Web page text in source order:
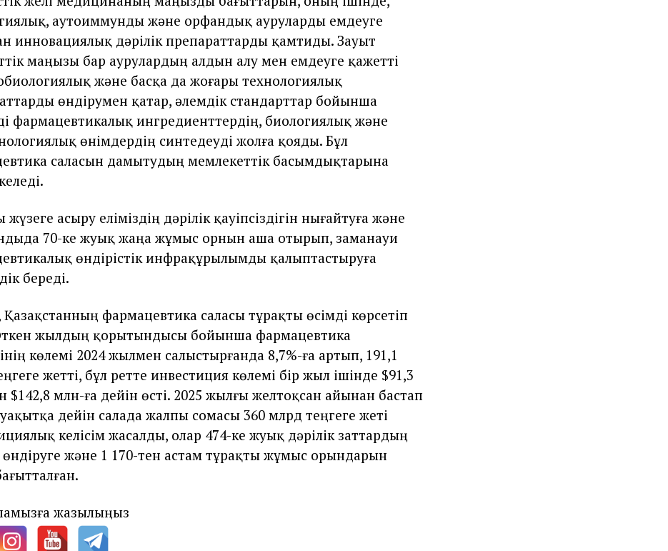
аутоиммунды және орфандық ауруларды емдеуге
инновациялық дәрілік препараттарды қамтиды. Зауыт
маңызы бар аурулардың алдын алу мен емдеуге қажетті
және басқа да жоғары технологиялық
өндірумен қатар, әлемдік стандарттар бойынша
фармацевтикалық ингредиенттердің, биологиялық және
өнімдердің синтедеуді жолға қояды. Бұл
саласын дамытудың мемлекеттік басымдықтарына
асыру еліміздің дәрілік қауіпсіздігін нығайтуға және
70-ке жуық жаңа жұмыс орнын аша отырып, заманауи
өндірістік инфрақұрылымды қалыптастыруға
береді.
фармацевтика саласы тұрақты өсімді көрсетіп
жылдың қорытындысы бойынша фармацевтика
көлемі 2024 жылмен салыстырғанда 8,7%-ға артып, 191,1
жетті, бұл ретте инвестиция көлемі бір жыл ішінде $91,3
$142,8 млн-ға дейін өсті. 2025 жылғы желтоқсан айынан бастап
уақытқа дейін салада жалпы сомасы 360 млрд теңгеге жеті
келісім жасалды, олар 474-ке жуық дәрілік заттардың
және 1 170-тен астам тұрақты жұмыс орындарын
жазылыңыз